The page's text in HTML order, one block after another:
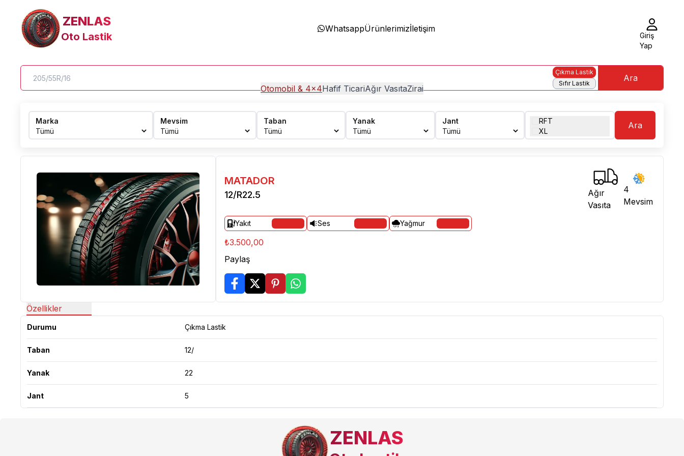
ZENLAS
Oto Lastik
WhatsappÜrünlerimizİletişim
Giriş
Yap
Çıkma Lastik
Sıfır Lastik
Ara
Otomobil & 4x4Hafif TicariAğır VasıtaZirai
Marka Mevsim Taban Yanak Jant
RFT
XL
Ara
MATADOR
12/R22.5
Ağır
Vasıta
4
Mevsim
Yakıt Ses Yağmur
₺3.500,00
Paylaş
Özellikler
Durumu Çıkma Lastik
Taban 12/
Yanak 22
Jant 5
ZENLAS